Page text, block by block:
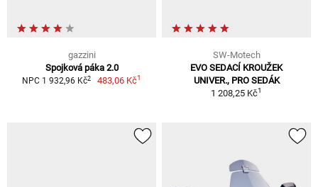
gazzini
Spojková páka 2.0
NPC 1 932,96 Kč2 483,06 Kč1
SW-Motech
EVO SEDACÍ KROUŽEK
UNIVER., PRO SEDÁK
1 208,25 Kč1